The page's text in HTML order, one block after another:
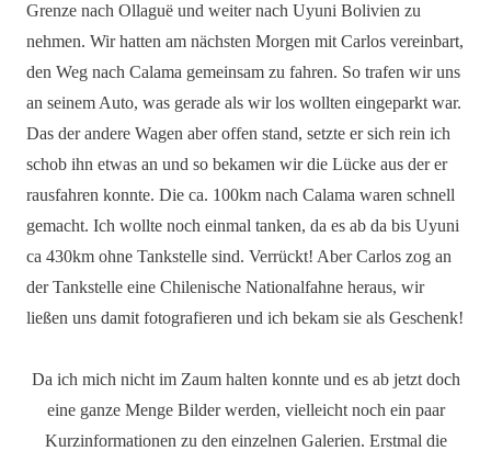
Grenze nach Ollaguë und weiter nach Uyuni Bolivien zu
nehmen. Wir hatten am nächsten Morgen mit Carlos vereinbart,
den Weg nach Calama gemeinsam zu fahren. So trafen wir uns
an seinem Auto, was gerade als wir los wollten eingeparkt war.
Das der andere Wagen aber offen stand, setzte er sich rein ich
schob ihn etwas an und so bekamen wir die Lücke aus der er
rausfahren konnte. Die ca. 100km nach Calama waren schnell
gemacht. Ich wollte noch einmal tanken, da es ab da bis Uyuni
ca 430km ohne Tankstelle sind. Verrückt! Aber Carlos zog an
der Tankstelle eine Chilenische Nationalfahne heraus, wir
ließen uns damit fotografieren und ich bekam sie als Geschenk!
Da ich mich nicht im Zaum halten konnte und es ab jetzt doch
eine ganze Menge Bilder werden, vielleicht noch ein paar
Kurzinformationen zu den einzelnen Galerien. Erstmal die